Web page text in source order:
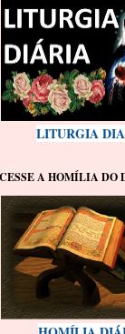
LITURGIA
A HOMÍLIA DO